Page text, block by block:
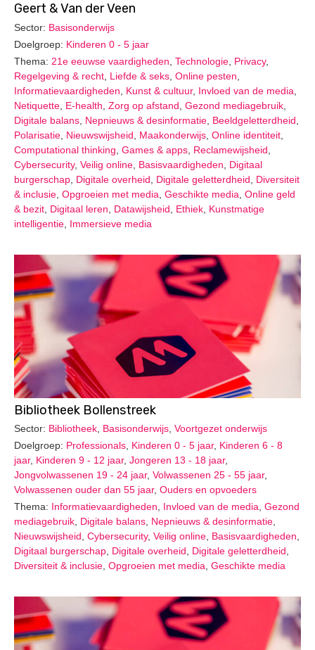
Geert & Van der Veen
Sector: Basisonderwijs
Doelgroep: Kinderen 0 - 5 jaar
Thema: 21e eeuwse vaardigheden Technologie Privacy,
Regelgeving & recht Liefde & seks Online pesten
Informatievaardigheden
Kunst & cultuur, Invloed van de media
Netiquette E-health Zorg op afstand Gezond mediagebruik
Digitale balans Nepnieuws & desinformatie Beeldgeletterdheid
Polarisatie Nieuwswijsheid Maakonderwijs Online identiteit
Computational thinking Games & apps Reclamewijsheid
Cybersecurity, Veilig online Basisvaardigheden
Digitaal
burgerschap Digitale overheid Digitale geletterdheid
Diversiteit
& inclusie Opgroeien met media Geschikte media Online geld
& bezit Digitaal leren Datawijsheid Ethiek Kunstmatige
intelligentie Immersieve media
Bibliotheek Bollenstreek
Sector: Bibliotheek, Basisonderwijs, Voortgezet onderwijs
Doelgroep: Professionals Kinderen 0 - 5 jaar, Kinderen 6 - 8
jaar, Kinderen 9 - 12 jaar, Jongeren 13 - 18 jaar,
Jongvolwassenen 19 - 24 jaar, Volwassenen 25 - 55 jaar,
Volwassenen ouder dan 55 jaar, Ouders en opvoeders
Thema: Informatievaardigheden Invloed van de media Gezond
mediagebruik Digitale balans Nepnieuws & desinformatie
Nieuwswijsheid Cybersecurity, Veilig online Basisvaardigheden
Digitaal burgerschap Digitale overheid Digitale geletterdheid
Diversiteit & inclusie Opgroeien met media Geschikte media